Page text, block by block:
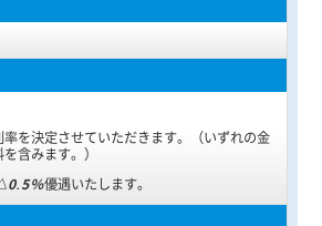
を決定させていただきます。（いずれの金
含みます。）
％優遇いたします。